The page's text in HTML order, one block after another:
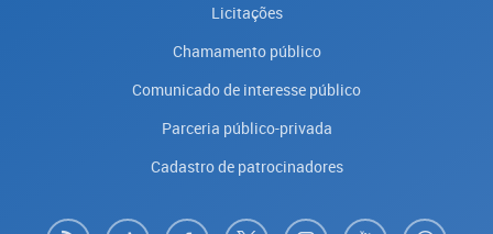
Licitações
Chamamento público
Comunicado de interesse público
Parceria público-privada
Cadastro de patrocinadores